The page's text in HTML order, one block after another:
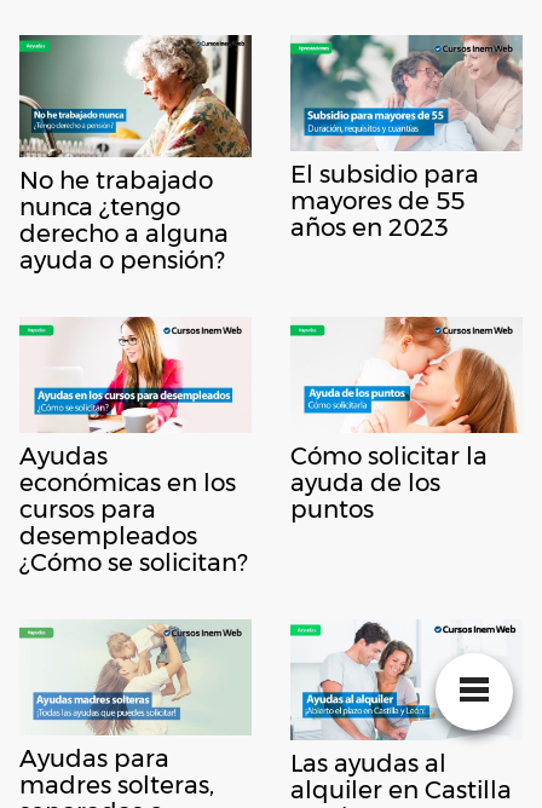
No he trabajado
nunca ¿tengo
derecho a alguna
ayuda o pensión?
El subsidio para
mayores de 55
años en 2023
Ayudas
económicas en los
cursos para
desempleados
¿Cómo se solicitan?
Cómo solicitar la
ayuda de los
puntos
Ayudas para
madres solteras,
Las ayudas al
alquiler en Castilla